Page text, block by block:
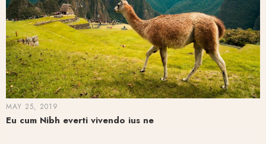
MAY 25, 2019
Eu cum Nibh everti vivendo ius ne